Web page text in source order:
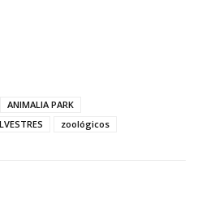
ANIMALIA PARK
zoológicos